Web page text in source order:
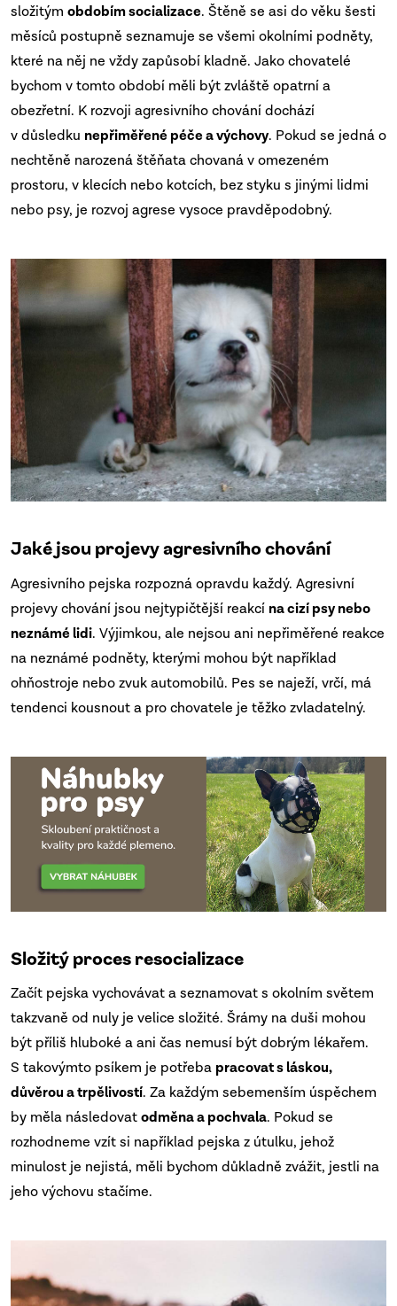
složitým obdobím socializace. Štěně se asi do věku šesti
měsíců postupně seznamuje se všemi okolními podněty,
které na něj ne vždy zapůsobí kladně. Jako chovatelé
bychom v tomto období měli být zvláště opatrní a
obezřetní. K rozvoji agresivního chování dochází
v důsledku nepřiměřené péče a výchovy. Pokud se jedná o
nechtěně narozená štěňata chovaná v omezeném
prostoru, v klecích nebo kotcích, bez styku s jinými lidmi
nebo psy, je rozvoj agrese vysoce pravděpodobný.
Jaké jsou projevy agresivního chování
Agresivního pejska rozpozná opravdu každý. Agresivní
projevy chování jsou nejtypičtější reakcí na cizí psy nebo
neznámé lidi. Výjimkou, ale nejsou ani nepřiměřené reakce
na neznámé podněty, kterými mohou být například
ohňostroje nebo zvuk automobilů. Pes se naježí, vrčí, má
tendenci kousnout a pro chovatele je těžko zvladatelný.
Složitý proces resocializace
Začít pejska vychovávat a seznamovat s okolním světem
takzvaně od nuly je velice složité. Šrámy na duši mohou
být příliš hluboké a ani čas nemusí být dobrým lékařem.
S takovýmto psíkem je potřeba pracovat s láskou,
důvěrou a trpělivostí. Za každým sebemenším úspěchem
by měla následovatodměna a pochvala. Pokud se
rozhodneme vzít si například pejska z útulku, jehož
minulost je nejistá, měli bychom důkladně zvážit, jestli na
jeho výchovu stačíme.